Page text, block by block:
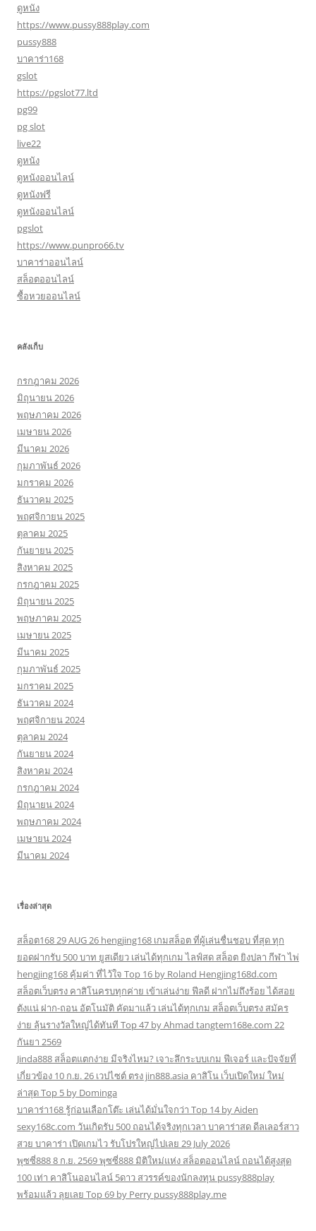
ดูหนัง
https://www.pussy888play.com
pussy888
บาคาร่า168
gslot
https://pgslot77.ltd
pg99
pg slot
live22
ดูหนัง
ดูหนังออนไลน์
ดูหนังฟรี
ดูหนังออนไลน์
pgslot
https://www.punpro66.tv
บาคาร่าออนไลน์
สล็อตออนไลน์
ซื้อหวยออนไลน์
คลังเก็บ
กรกฎาคม 2026
มิถุนายน 2026
พฤษภาคม 2026
เมษายน 2026
มีนาคม 2026
กุมภาพันธ์ 2026
มกราคม 2026
ธันวาคม 2025
พฤศจิกายน 2025
ตุลาคม 2025
กันยายน 2025
สิงหาคม 2025
กรกฎาคม 2025
มิถุนายน 2025
พฤษภาคม 2025
เมษายน 2025
มีนาคม 2025
กุมภาพันธ์ 2025
มกราคม 2025
ธันวาคม 2024
พฤศจิกายน 2024
ตุลาคม 2024
กันยายน 2024
สิงหาคม 2024
กรกฎาคม 2024
มิถุนายน 2024
พฤษภาคม 2024
เมษายน 2024
มีนาคม 2024
เรื่องล่าสุด
สล็อต168 29 AUG 26 hengjing168 เกมสล็อต ที่ผู้เล่นชื่นชอบ ที่สุด ทุก
ยอดฝากรับ 500 บาท ยูสเดียว เล่นได้ทุกเกม ไลฟ์สด สล็อต ยิงปลา กีฬา ไพ่
hengjing168 คุ้มค่า ที่ไว้ใจ Top 16 by Roland Hengjing168d.com
สล็อตเว็บตรง คาสิโนครบทุกค่าย เข้าเล่นง่าย ฟีลดี ฝากไม่ถึงร้อย ได้สอย
ตังแน่ ฝาก-ถอน อัตโนมัติ คัดมาแล้ว เล่นได้ทุกเกม สล็อตเว็บตรง สมัคร
ง่าย ลุ้นรางวัลใหญ่ได้ทันที Top 47 by Ahmad tangtem168e.com 22
กันยา 2569
Jinda888 สล็อตแตกง่าย มีจริงไหม? เจาะลึกระบบเกม ฟีเจอร์ และปัจจัยที่
เกี่ยวข้อง 10 ก.ย. 26 เวปไซต์ ตรง jin888.asia คาสิโน เว็บเปิดใหม่ ใหม่
ล่าสุด Top 5 by Dominga
บาคาร่า168 รู้ก่อนเลือกโต๊ะ เล่นได้มั่นใจกว่า Top 14 by Aiden
sexy168c.com วันเกิดรับ 500 ถอนได้จริงทุกเวลา บาคาร่าสด ดีลเลอร์สาว
สวย บาคาร่า เปิดเกมไว รับโปรใหญ่ไปเลย 29 July 2026
พุซซี่888 8 ก.ย. 2569 พุซซี่888 มิติใหม่แห่ง สล็อตออนไลน์ ถอนได้สูงสุด
100 เท่า คาสิโนออนไลน์ 5ดาว สวรรค์ของนักลงทุน pussy888play
พร้อมแล้ว ลุยเลย Top 69 by Perry pussy888play.me